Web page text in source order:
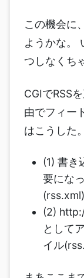
この機会に
ようかな。
つしなくち
CGIでRSS
由でフィー
はこうした。
(1) 書き
要にな
(2)
として
イル